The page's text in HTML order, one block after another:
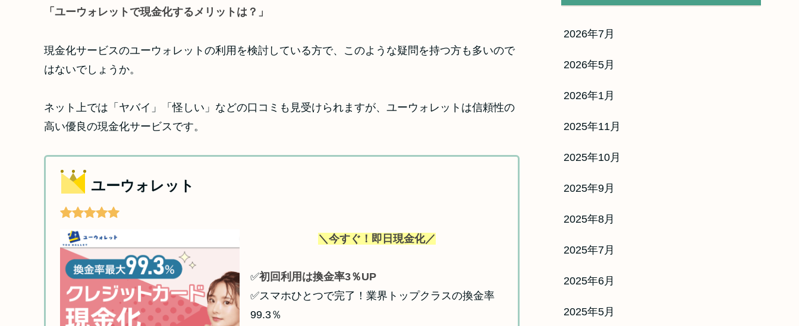
「ユーウォレットで現金化するメリットは？」
現金化サービスのユーウォレットの利用を検討している方で、このような疑問を持つ方も多いので
はないでしょうか。
ネット上では「ヤバイ」「怪しい」などの口コミも見受けられますが、ユーウォレットは信頼性の
高い優良の現金化サービスです。
ユーウォレット
＼今すぐ！即日現金化／
✅初回利用は換金率3％UP
✅スマホひとつで完了！業界トップクラスの換金率
99.3％
2026年7月
2026年5月
2026年1月
2025年11月
2025年10月
2025年9月
2025年8月
2025年7月
2025年6月
2025年5月